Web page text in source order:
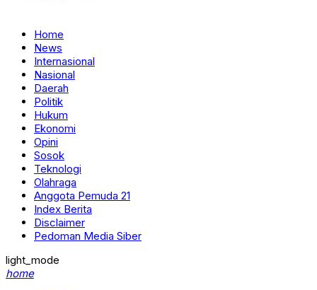
Home
News
Internasional
Nasional
Daerah
Politik
Hukum
Ekonomi
Opini
Sosok
Teknologi
Olahraga
Anggota Pemuda 21
Index Berita
Disclaimer
Pedoman Media Siber
light_mode
home